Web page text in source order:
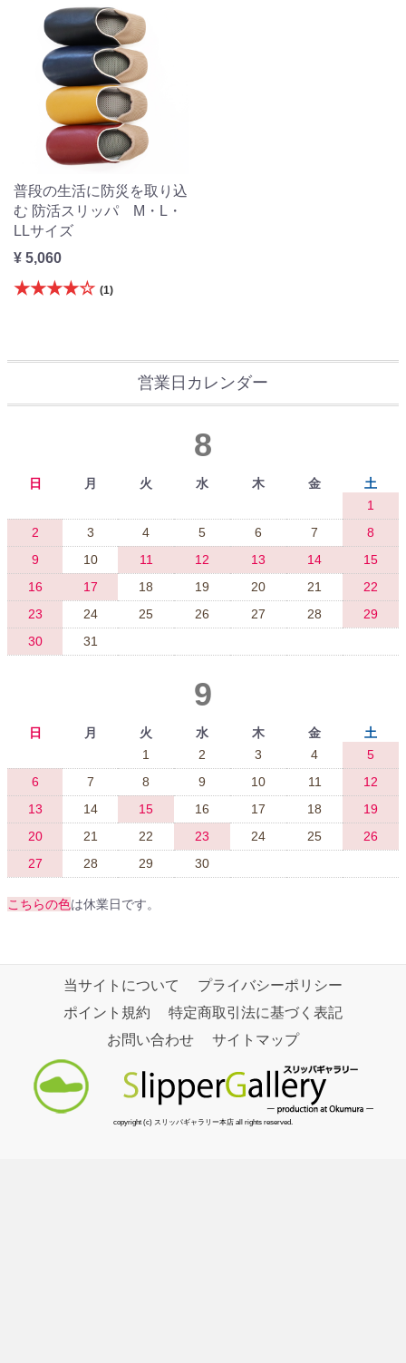
普段の生活に防災を取り込
む 防活スリッパ M・L・
LLサイズ
¥ 5,060
★★★★☆ (1)
営業日カレンダー
8
日 月 火 水 木 金
土
1
2
3 4 5 6 7
8
9
10 11 12 13 14
15
16
17 18 19 20 21
22
23
24 25 26 27 28
29
30
31
9
日 月 火 水 木 金
土
1
2 3 4
5
6
7 8 9 10 11
12
13
14 15 16 17 18
19
20
21 22 23 24 25
26
27
28 29 30
こちらの色は休業日です。
当サイトについて
プライバシーポリシー
ポイント規約
特定商取引法に基づく表記
お問い合わせ
サイトマップ
copyright (c) スリッパギャラリー本店 all rights reserved.